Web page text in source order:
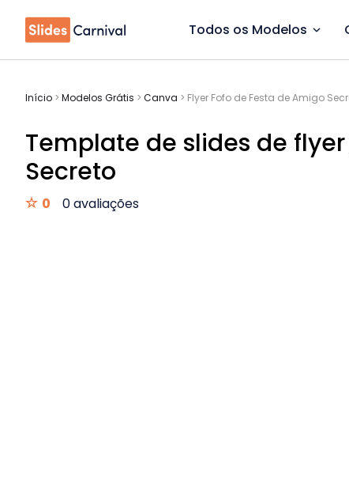
Todos os Modelos
Início > Modelos Grátis > Canva > Flyer Fofo de Festa de Amigo
Template de slides de
Secreto
0 0 avaliações